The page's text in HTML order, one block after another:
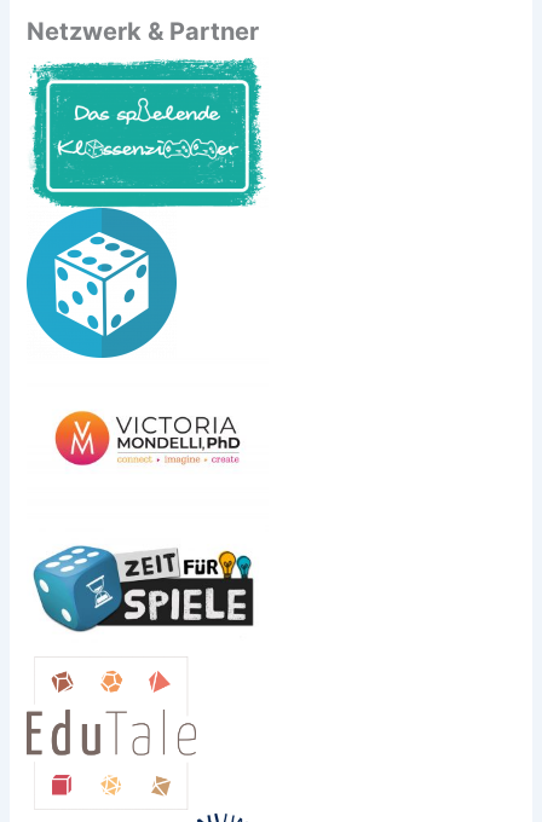
Netzwerk & Partner